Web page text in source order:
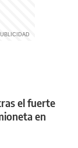
el fuerte
en